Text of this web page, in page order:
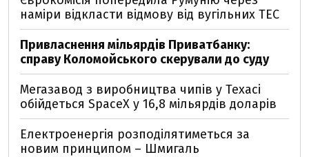
наміри відкласти відмову від вугільних ТЕС
Привласнення мільярдів Приватбанку:
справу Коломойського скерували до суду
Мегазавод з виробництва чипів у Техасі
обійдеться SpaceX у 16,8 мільярдів доларів
Електроенергія розподілятиметься за
новим принципом – Шмигаль